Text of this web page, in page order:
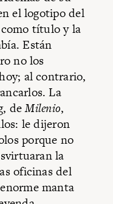
el logotipo del
como título y la
Están
no los
al contrario,
La
, deMilenio,
le dijeron
porque no
la
oficinas del
manta